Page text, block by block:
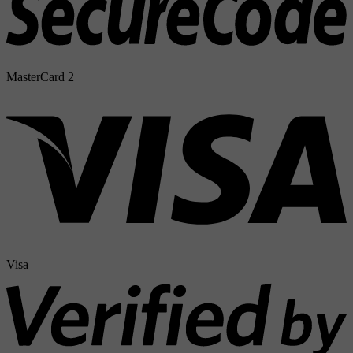
MasterCard 2
Visa